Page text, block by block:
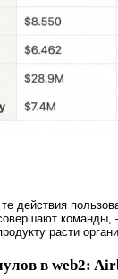
действия
команды,
расти
в web2: